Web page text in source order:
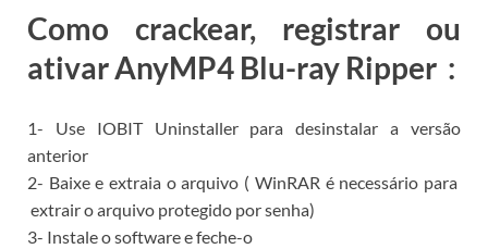
Como crackear, registrar ou
ativar AnyMP4 Blu-ray Ripper :
1- Use IOBIT Uninstaller paradesinstalar a versão
anterior
2- Baixe e extraia o arquivo ( WinRAR é necessário para
extrair o arquivo protegido por senha)
3- Instale o software e feche-o